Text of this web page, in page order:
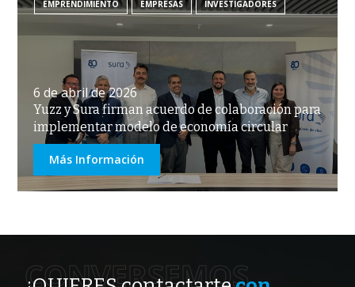
EMPRENDIMIENTO EMPRESAS INVESTIGADORES
6 de abril de 2026
Yuzz y Sura firman acuerdo de colaboración para
implementar modelo de economía circular
Más Información
CONVERSEMOS